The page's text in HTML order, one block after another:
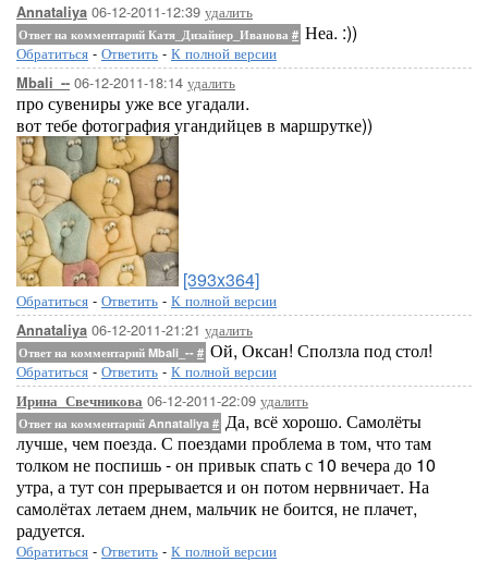
Annataliya 06-12-2011-12:39 удалить
Ответ на комментарий Катя_Дизайнер_Иванова # Неа. :))
Обратиться - Ответить - К полной версии
Mbali_-- 06-12-2011-18:14 удалить
про сувениры уже все угадали.
вот тебе фотография угандийцев в маршрутке))
[393x364]
Обратиться - Ответить - К полной версии
Annataliya 06-12-2011-21:21 удалить
Ответ на комментарий Mbali_-- # Ой, Оксан! Сползла под стол!
Обратиться - Ответить - К полной версии
Ирина_Свечникова 06-12-2011-22:09 удалить
Ответ на комментарий Annataliya # Да, всё хорошо. Самолёты
лучше, чем поезда. С поездами проблема в том, что там
толком не поспишь - он привык спать с 10 вечера до 10
утра, а тут сон прерывается и он потом нервничает. На
самолётах летаем днем, мальчик не боится, не плачет,
радуется.
Обратиться - Ответить - К полной версии